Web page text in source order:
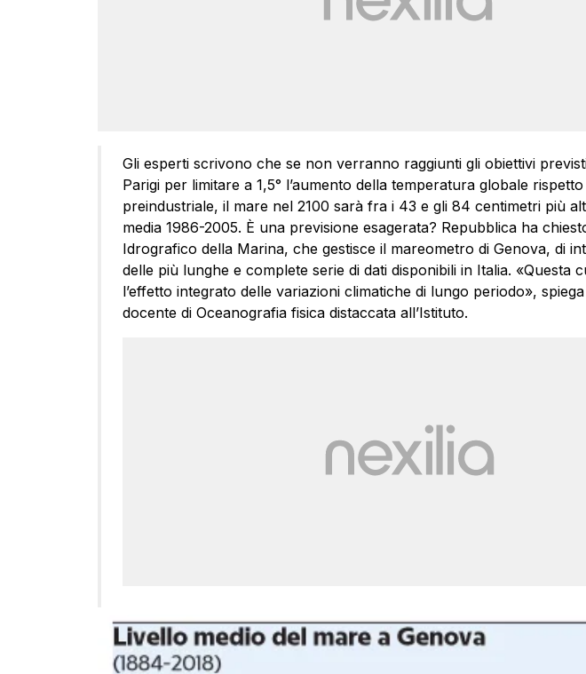
Gli esperti scrivono che se non verranno raggiunti gli obiettivi
Parigi per limitare a 1,5° l’aumento della temperatura globale rispetto
preindustriale, il mare nel 2100 sarà fra i 43 e gli 84 centimetri più
media 1986-2005. È una previsione esagerata? Repubblica ha
Idrografico della Marina, che gestisce il mareometro di Genova, di
delle più lunghe e complete serie di dati disponibili in Italia. «Questa
l’effetto integrato delle variazioni climatiche di lungo periodo»,
docente di Oceanografia fisica distaccata all’Istituto.